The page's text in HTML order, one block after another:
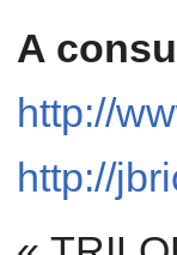
A
http://
http://